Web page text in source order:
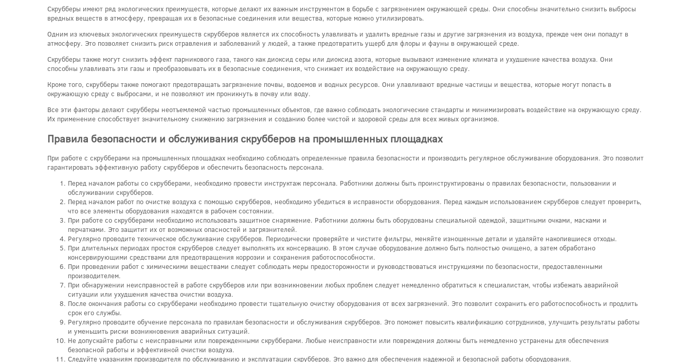
Скрубберы имеют ряд экологических преимуществ, которые делают их важным инструментом в борьбе с загрязнением окружающей среды. Они способны значительно снизить выбросы
вредных веществ в атмосферу, превращая их в безопасные соединения или вещества, которые можно утилизировать.
Одним из ключевых экологических преимуществ скрубберов является их способность улавливать и удалить вредные газы и другие загрязнения из воздуха, прежде чем они попадут в
атмосферу. Это позволяет снизить риск отравления и заболеваний у людей, а также предотвратить ущерб для флоры и фауны в окружающей среде.
Скрубберы также могут снизить эффект парникового газа, такого как диоксид серы или диоксид азота, которые вызывают изменение климата и ухудшение качества воздуха. Они
способны улавливать эти газы и преобразовывать их в безопасные соединения, что снижает их воздействие на окружающую среду.
Кроме того, скрубберы также помогают предотвращать загрязнение почвы, водоемов и водных ресурсов. Они улавливают вредные частицы и вещества, которые могут попасть в
окружающую среду с выбросами, и не позволяют им проникнуть в почву или воду.
Все эти факторы делают скрубберы неотъемлемой частью промышленных объектов, где важно соблюдать экологические стандарты и минимизировать воздействие на окружающую среду.
Их применение способствует значительному снижению загрязнения и созданию более чистой и здоровой среды для всех живых организмов.
Правила безопасности и обслуживания скрубберов на промышленных площадках
При работе с скрубберами на промышленных площадках необходимо соблюдать определенные правила безопасности и производить регулярное обслуживание оборудования. Это позволит
гарантировать эффективную работу скрубберов и обеспечить безопасность персонала.
Перед началом работы со скрубберами, необходимо провести инструктаж персонала. Работники должны быть проинструктированы о правилах безопасности, пользовании и
обслуживании скрубберов.
Перед началом работ по очистке воздуха с помощью скрубберов, необходимо убедиться в исправности оборудования. Перед каждым использованием скрубберов следует проверить,
что все элементы оборудования находятся в рабочем состоянии.
При работе со скрубберами необходимо использовать защитное снаряжение. Работники должны быть оборудованы специальной одеждой, защитными очками, масками и
перчатками. Это защитит их от возможных опасностей и загрязнителей.
Регулярно проводите техническое обслуживание скрубберов. Периодически проверяйте и чистите фильтры, меняйте изношенные детали и удаляйте накопившиеся отходы.
При длительных периодах простоя скрубберов следует выполнять их консервацию. В этом случае оборудование должно быть полностью очищено, а затем обработано
консервирующими средствами для предотвращения коррозии и сохранения работоспособности.
При проведении работ с химическими веществами следует соблюдать меры предосторожности и руководствоваться инструкциями по безопасности, предоставленными
производителем.
При обнаружении неисправностей в работе скрубберов или при возникновении любых проблем следует немедленно обратиться к специалистам, чтобы избежать аварийной
ситуации или ухудшения качества очистки воздуха.
После окончания работы со скрубберами необходимо провести тщательную очистку оборудования от всех загрязнений. Это позволит сохранить его работоспособность и продлить
срок его службы.
Регулярно проводите обучение персонала по правилам безопасности и обслуживания скрубберов. Это поможет повысить квалификацию сотрудников, улучшить результаты работы
и уменьшить риски возникновения аварийных ситуаций.
Не допускайте работы с неисправными или поврежденными скрубберами. Любые неисправности или повреждения должны быть немедленно устранены для обеспечения
безопасной работы и эффективной очистки воздуха.
Следуйте указаниям производителя по обслуживанию и эксплуатации скрубберов. Это важно для обеспечения надежной и безопасной работы оборудования.